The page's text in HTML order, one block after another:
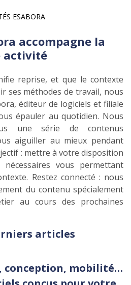
ESABORA
accompagne la
activité
reprise, et que le contexte
ses méthodes de travail, nous
éditeur de logiciels et filiale
épauler au quotidien. Nous
une série de contenus
aiguiller au mieux pendant
: mettre à votre disposition
vous permettant
Restez connecté : nous
du contenu spécialement
au cours des prochaines
articles
conception, mobilité…